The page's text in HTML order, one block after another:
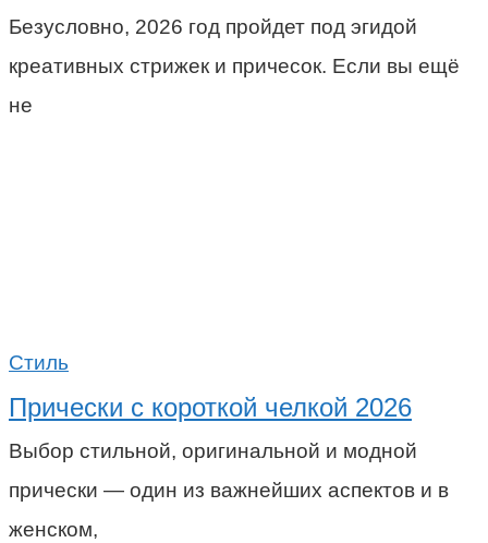
Безусловно, 2026 год пройдет под эгидой
креативных стрижек и причесок. Если вы ещё
не
Стиль
Прически с короткой челкой 2026
Выбор стильной, оригинальной и модной
прически — один из важнейших аспектов и в
женском,